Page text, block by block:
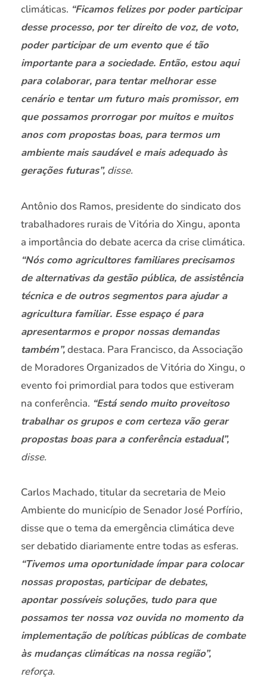
climáticas. “Ficamos felizes por poder participar
desse processo, por ter direito de voz, de voto,
poder participar de um evento que é tão
importante para a sociedade. Então, estou aqui
para colaborar, para tentar melhorar esse
cenário e tentar um futuro mais promissor, em
que possamos prorrogar por muitos e muitos
anos com propostas boas, para termos um
ambiente mais saudável e mais adequado às
gerações futuras”, disse.
Antônio dos Ramos, presidente do sindicato dos
trabalhadores rurais de Vitória do Xingu, aponta
a importância do debate acerca da crise climática.
“Nós como agricultores familiares precisamos
de alternativas da gestão pública, de assistência
técnica e de outros segmentos para ajudar a
agricultura familiar. Esse espaço é para
apresentarmos e propor nossas demandas
também”,destaca. Para Francisco, da Associação
de Moradores Organizados de Vitória do Xingu, o
evento foi primordial para todos que estiveram
na conferência. “Está sendo muito proveitoso
trabalhar os grupos e com certeza vão gerar
propostas boas para a conferência estadual”,
disse.
Carlos Machado, titular da secretaria de Meio
Ambiente do município de Senador José Porfírio,
disse que o tema da emergência climática deve
ser debatido diariamente entre todas as esferas.
“Tivemos uma oportunidade ímpar para colocar
nossas propostas, participar de debates,
apontar possíveis soluções, tudo para que
possamos ter nossa voz ouvida no momento da
implementação de políticas públicas de combate
às mudanças climáticas na nossa região”,
reforça.